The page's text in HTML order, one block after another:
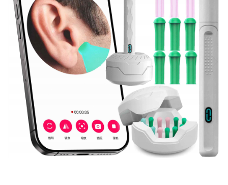
Produse Cosmetica Auto
Scule auto
Casa, Gradina & Bricolaj
Accesorii mese si scaune
Accesorii prize si intrerupatoare
Becuri
Clesti si Patenti
Corpuri de iluminat interior
Covorase Baie
Dulapuri Textile